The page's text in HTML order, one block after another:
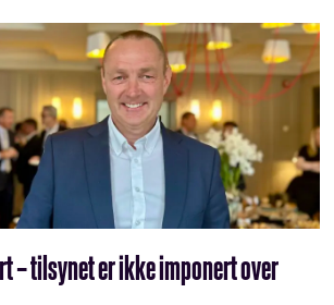
– tilsynet er ikke imponert over